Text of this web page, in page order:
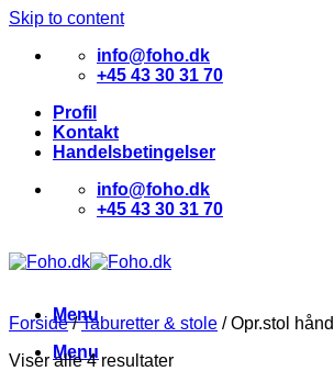
Skip to content
info@foho.dk
+45 43 30 31 70
Profil
Kontakt
Handelsbetingelser
info@foho.dk
+45 43 30 31 70
Menu
Menu
Forside / Taburetter & stole /Opr.stol
Viser alle 4 resultater